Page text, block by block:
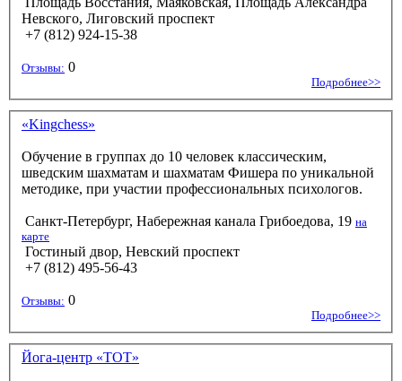
Невского, Лиговский проспект
+7 (812) 924-15-38
Отзывы: 0
Подробнее>>
«Kingchess»
Обучение в группах до 10 человек классическим,
шведским шахматам и шахматам Фишера по уникальной
методике, при участии профессиональных психологов.
Санкт-Петербург, Набережная канала Грибоедова, 19 на
карте
Гостиный двор, Невский проспект
+7 (812) 495-56-43
Отзывы: 0
Подробнее>>
Йога-центр «TOT»